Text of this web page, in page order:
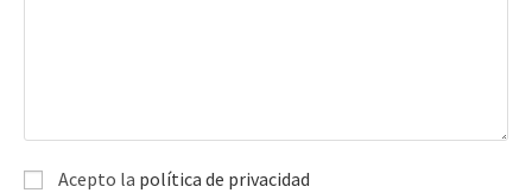
Acepto la política de privacidad